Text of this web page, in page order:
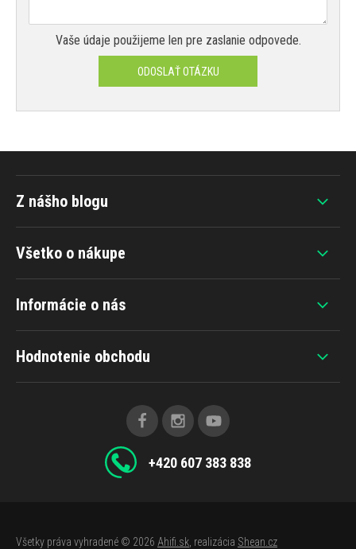
Vaše údaje použijeme len pre zaslanie odpovede.
ODOSLAŤ OTÁZKU
Všetko o nákupe
Informácie o nás
Hodnotenie obchodu
+420 607 383 838
Z nášho blogu
Všetky práva vyhradené © 2026 Ahifi.sk , realizácia Shean.cz